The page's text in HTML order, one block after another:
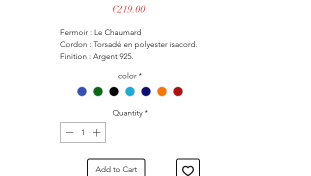
€219.00Price
Fermoir : Le Chaumard
Cordon : Torsadé en polyester isacord.
Finition : Argent 925.
à tous les poignets même les plus
forts.
Fabriqué dans nos ateliers.
color *
Quantity *
Add to Cart